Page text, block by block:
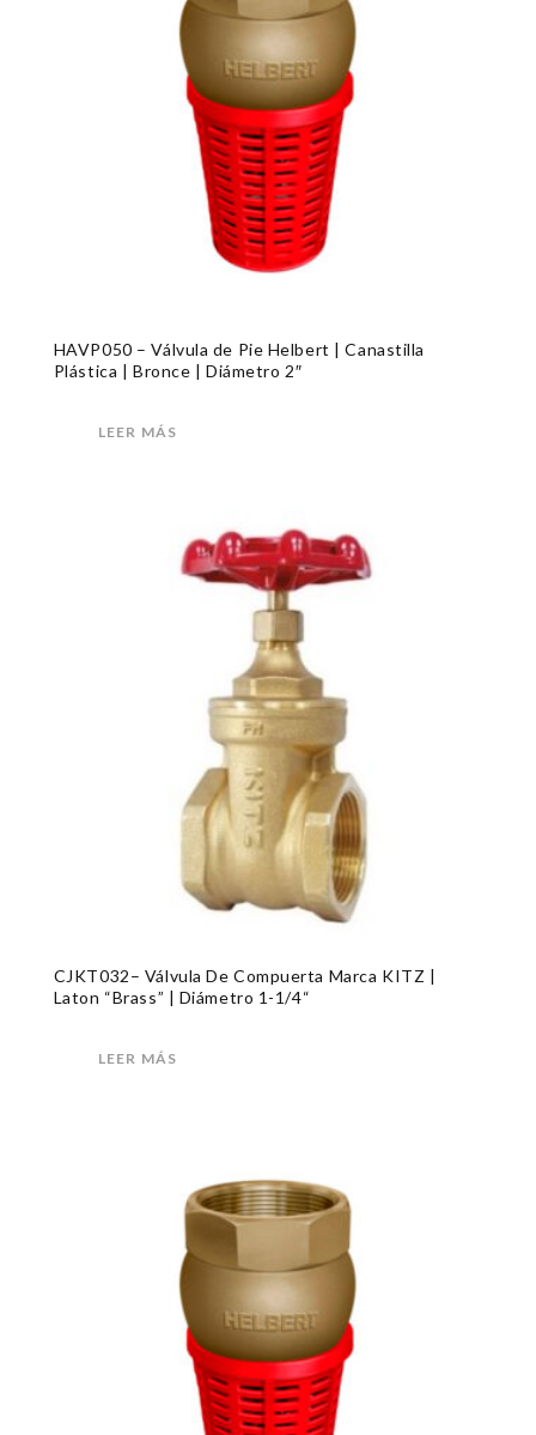
HAVP050 – Válvula de Pie Helbert | Canastilla
Plástica | Bronce | Diámetro 2″
LEER MÁS
CJKT032– Válvula De Compuerta Marca KITZ |
Laton “Brass” | Diámetro 1-1/4“
LEER MÁS